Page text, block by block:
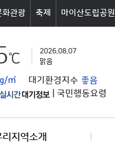
화관광 축제 마이산도립공원
℃
2026.08.07
맑음
/㎥ 대기환경지수 좋음
국민행동요령
리지역소개